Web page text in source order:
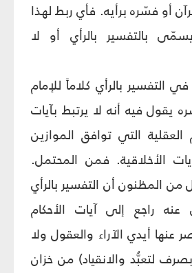
أو فسّره برأيه. فأي ربط لهذا
بالتفسير بالرأي أو لا
التفسير بالرأي كلاماً للإمام
يقول فيه أنه لا يرتبط بآيات
العقلية التي توافق الموازين
الأخلاقية. فمن المحتمل.
من المظنون أن التفسير بالرأي
عنه راجع إلى آيات الأحكام
عنها أيدي الآراء والعقول ولا
لتعبُّد والانقياد) من خزان